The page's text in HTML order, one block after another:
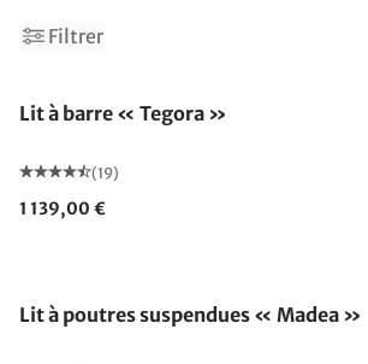
Filtrer
Lit à barre « Tegora »
(19)
1 139,00 €
Lit à poutres suspendues « Madea »